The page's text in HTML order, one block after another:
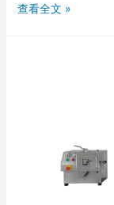
查看全文 »